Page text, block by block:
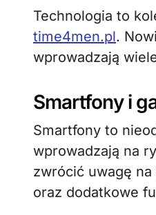
Technologia to
time4men.pl.
wprowadzają
Smartfony i
Smartfony to
wprowadzają na
zwrócić uwagę
oraz dodatkowe